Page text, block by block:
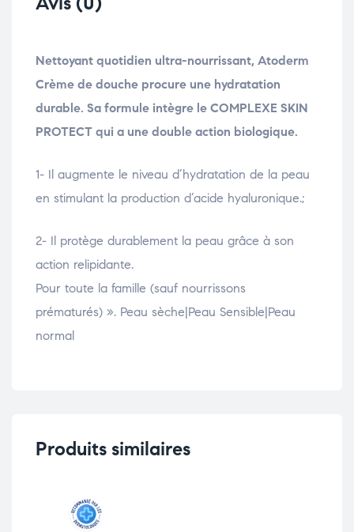
Nettoyant quotidien ultra-nourrissant, Atoderm
Crème de douche procure une hydratation
durable. Sa formule intègre le COMPLEXE SKIN
PROTECT qui a une double action biologique.
1- Il augmente le niveau d’hydratation de la peau
en stimulant la production d’acide hyaluronique.;
2- Il protège durablement la peau grâce à son
action relipidante.
Pour toute la famille (sauf nourrissons
prématurés) ». Peau sèche|Peau Sensible|Peau
normal
Produits similaires